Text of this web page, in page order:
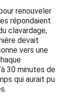
renouveler
répondaient
clavardage,
devait
vers une
30 minutes de
qui aurait pu